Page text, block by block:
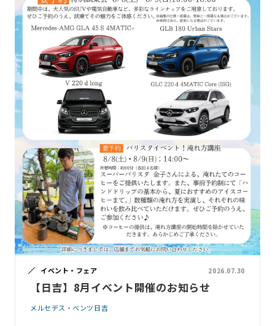
イベント・フェア 2026.07.30
【日吉】8月イベント開催のお知らせ
メルセデス・ベンツ日吉